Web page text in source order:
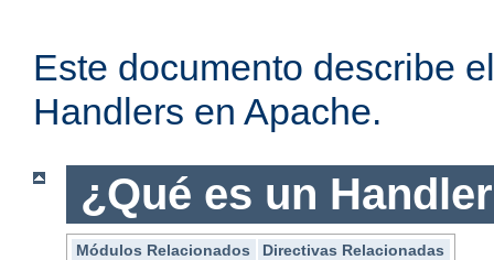
Este documento describe
Handlers en Apache.
¿Qué es un
Módulos Relacionados
Directivas Relacionadas